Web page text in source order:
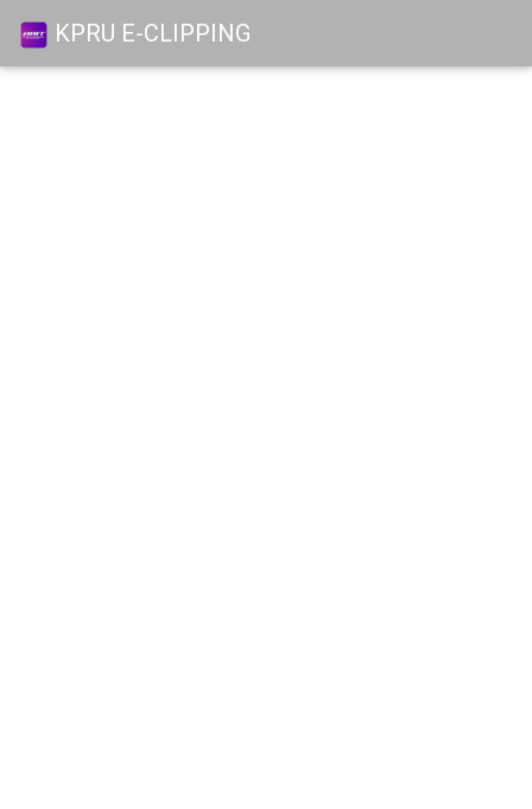
KPRU E-CLIPPING